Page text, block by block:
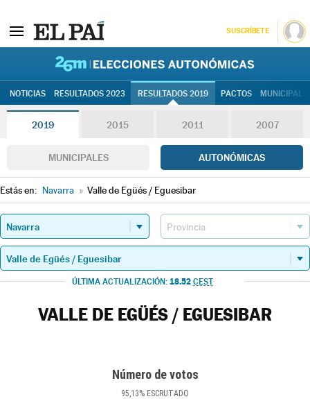
SUSCRÍBETE
NOTICIAS RESULTADOS 2023 RESULTADOS 2019 PACTOS
2019 2015 2011 2007
MUNICIPALES AUTONÓMICAS
Estás en: Navarra » Valle de Egüés / Eguesibar
ÚLTIMA ACTUALIZACIÓN: 18.52 CEST
VALLE DE EGÜÉS / EGUESIBAR
Número de votos
95,13% ESCRUTADO